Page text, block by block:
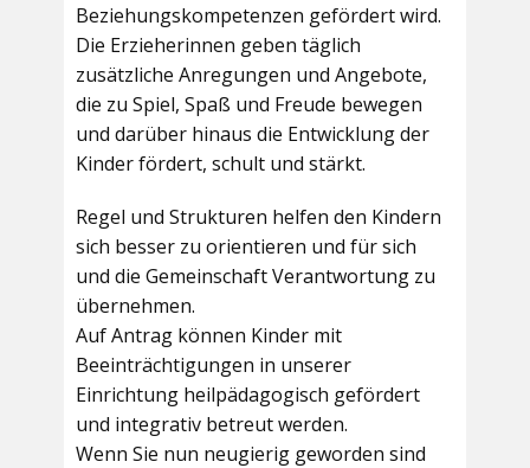
Beziehungskompetenzen gefördert wird.
Die Erzieherinnen geben täglich
zusätzliche Anregungen und Angebote,
die zu Spiel, Spaß und Freude bewegen
und darüber hinaus die Entwicklung der
Kinder fördert, schult und stärkt.
Regel und Strukturen helfen den Kindern
sich besser zu orientieren und für sich
und die Gemeinschaft Verantwortung zu
übernehmen.
Auf Antrag können Kinder mit
Beeinträchtigungen in unserer
Einrichtung heilpädagogisch gefördert
und integrativ betreut werden.
Wenn Sie nun neugierig geworden sind